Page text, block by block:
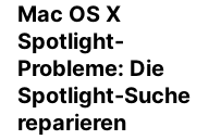
Mac OS X
Spotlight-
Probleme: Die
Spotlight-Suche
reparieren